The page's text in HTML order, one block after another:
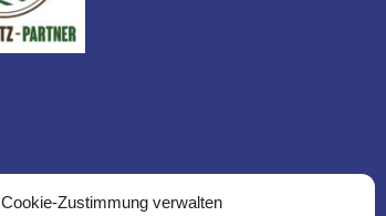
Cookie-Zustimmung verwalten